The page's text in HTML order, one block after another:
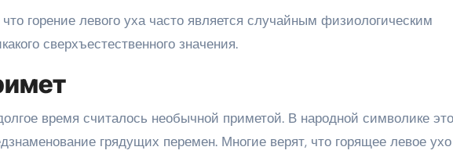
горение левого уха часто является случайным физиологическим
сверхъестественного значения.
время считалось необычной приметой. В народной символике это
грядущих перемен. Многие верят, что горящее левое ухо